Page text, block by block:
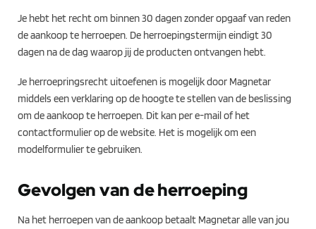
Je hebt het recht om binnen 30 dagen zonder opgaaf van reden
de aankoop te herroepen. De herroepingstermijn eindigt 30
dagen na de dag waarop jij de producten ontvangen hebt.
Je herroepringsrecht uitoefenen is mogelijk door Magnetar
middels een verklaring op de hoogte te stellen van de beslissing
om de aankoop te herroepen. Dit kan per e-mail of het
contactformulier op de website. Het is mogelijk om een
modelformulier te gebruiken.
Gevolgen van de herroeping
Na het herroepen van de aankoop betaalt Magnetar alle van jou